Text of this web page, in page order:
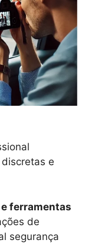
e
ferramentas
de
segurança